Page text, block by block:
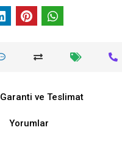
Garanti ve Teslimat
Yorumlar